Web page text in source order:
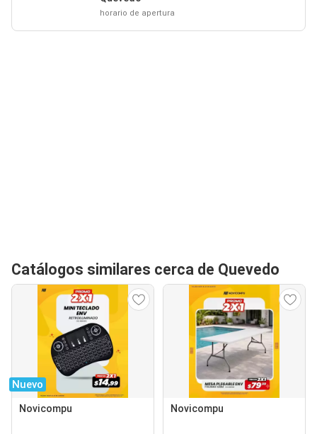
horario de apertura
Catálogos similares cerca de Quevedo
Nuevo
Novicompu Novicompu